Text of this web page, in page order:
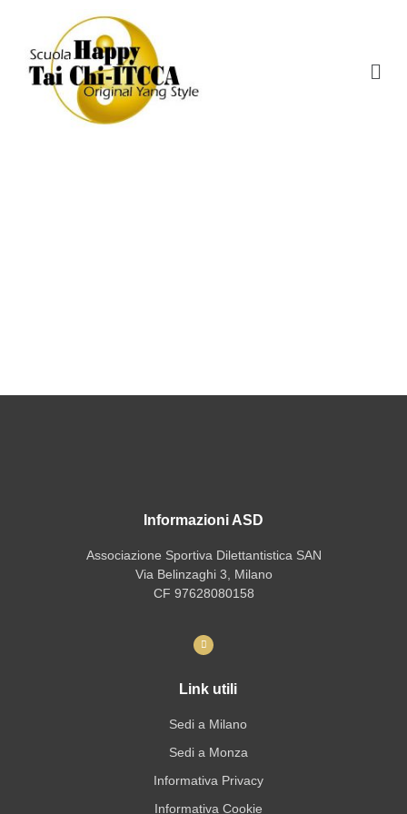
Tai-Chi-Real-11-White
Informazioni ASD
Associazione Sportiva Dilettantistica SAN
Via Belinzaghi 3, Milano
CF 97628080158
Link utili
Sedi a Milano
Sedi a Monza
Informativa Privacy
Informativa Cookie